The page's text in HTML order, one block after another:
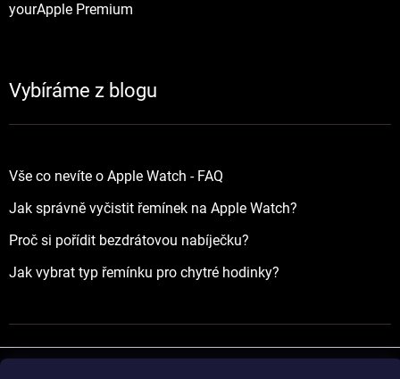
yourApple Premium
Vybíráme z blogu
Vše co nevíte o Apple Watch - FAQ
Jak správně vyčistit řemínek na Apple Watch?
Proč si pořídit bezdrátovou nabíječku?
Jak vybrat typ řemínku pro chytré hodinky?